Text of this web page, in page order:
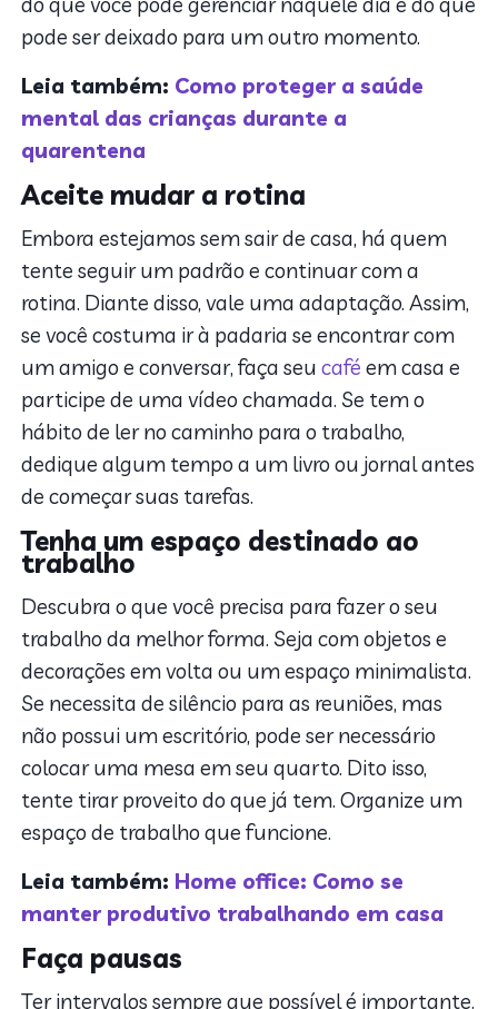
pode ser deixado para um outro momento.
Leia também: Como proteger a saúde
mental das crianças durante a
quarentena
Aceite mudar a rotina
Embora estejamos sem sair de casa, há quem
tente seguir um padrão e continuar com a
rotina. Diante disso, vale uma adaptação. Assim,
se você costuma ir à padaria se encontrar com
um amigo e conversar, faça seucafé em casa e
participe de uma vídeo chamada. Se tem o
hábito de ler no caminho para o trabalho,
dedique algum tempo a um livro ou jornal antes
de começar suas tarefas.
Tenha um espaço destinado ao
trabalho
Descubra o que você precisa para fazer o seu
trabalho da melhor forma. Seja com objetos e
decorações em volta ou um espaço minimalista.
Se necessita de silêncio para as reuniões, mas
não possui um escritório, pode ser necessário
colocar uma mesa em seu quarto. Dito isso,
tente tirar proveito do que já tem. Organize um
espaço de trabalho que funcione.
Leia também: Home office: Como se
manter produtivo trabalhando em casa
Faça pausas
Ter intervalos sempre que possível é importante.